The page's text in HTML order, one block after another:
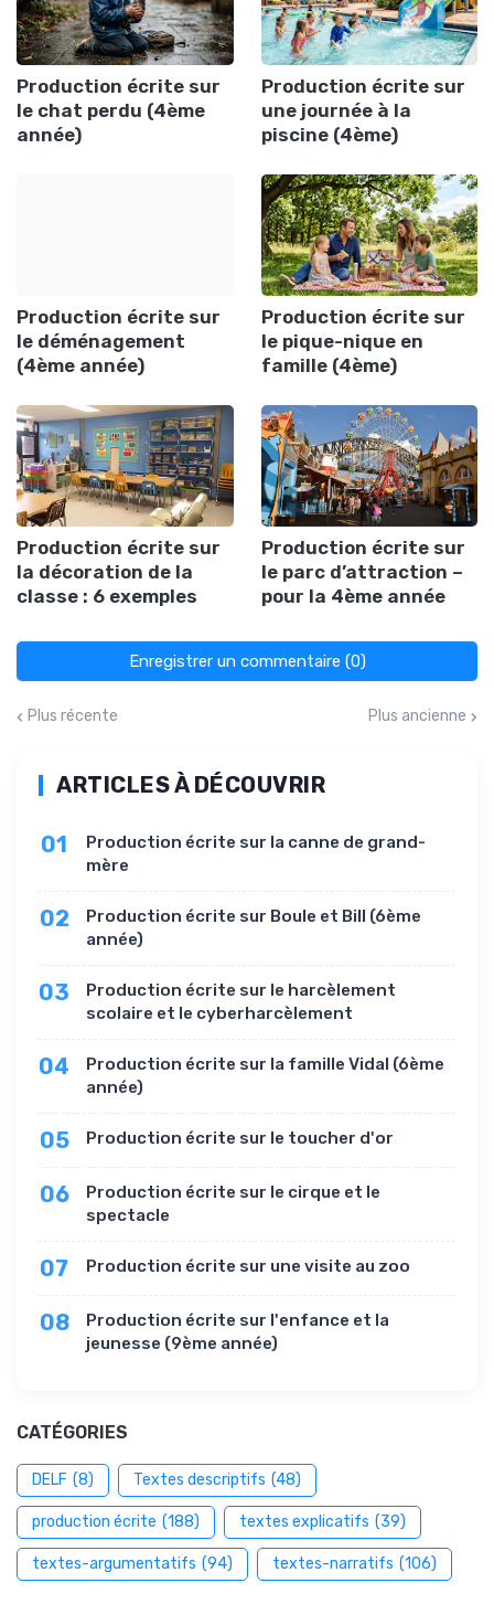
Production écrite sur
le chat perdu (4ème
année)
Production écrite sur
une journée à la
piscine (4ème)
Production écrite sur
le déménagement
(4ème année)
Production écrite sur
le pique-nique en
famille (4ème)
Production écrite sur
la décoration de la
classe : 6 exemples
Production écrite sur
le parc d’attraction –
pour la 4ème année
Enregistrer un commentaire (0)
Plus récente Plus ancienne
ARTICLES À DÉCOUVRIR
01
Production écrite sur la canne de grand-
mère
02
Production écrite sur Boule et Bill (6ème
année)
03
Production écrite sur le harcèlement
scolaire et le cyberharcèlement
04
Production écrite sur la famille Vidal (6ème
année)
05 Production écrite sur le toucher d'or
06
Production écrite sur le cirque et le
spectacle
07 Production écrite sur une visite au zoo
08
Production écrite sur l'enfance et la
jeunesse (9ème année)
CATÉGORIES
DELF (8) Textes descriptifs (48)
production écrite (188) textes explicatifs (39)
textes-argumentatifs (94) textes-narratifs (106)